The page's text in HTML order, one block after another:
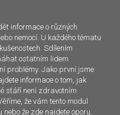
informace o různých
nemocí. U každého tématu
Sdílením
ostatním lidem
problémy. Jako první jsme
informace o tom, jak
stáří není zdravotním
že vám tento modul
nebo že zde najdete oporu.